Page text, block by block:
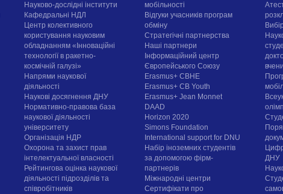
Науково-дослідні інститути
Кафедральні НДЛ
Центр колективного
користування науковим
обладнанням «Інноваційні
технології в ракетно-
космічній галузі»
Напрями наукової
діяльності
Наукові досягнення ДНУ
Нормативно-правова база
наукової діяльності
університету
Організація НДР
Охорона та захист прав
інтелектуальної власності
Рейтингова оцінка наукової
діяльності підрозділів та
співробітників
мобільності
Відгуки учасників програм
обміну
Стратегічні партнерства
Наші партнери
Інформаційний центр
Європейського Союзу
Erasmus+ CBHE
Erasmus+ CB Youth
Erasmus+ Jean Monnet
DAAD
Horizon 2020
Simons Foundation
International support for DNU
Набір іноземних студентів
за допомогою фірм-
партнерів
Міжнародні центри
Сертифікати про
ДНУ